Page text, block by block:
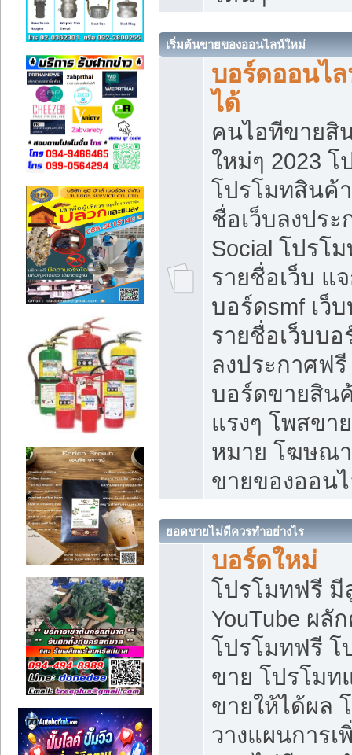
เริ่มต้นขายของออนไลน์ใหม่
บอร์ดออนไ
ได้
คนไอทีขายสิ
ใหม่ๆ 2023
โปรโมทสินค้
ชื่อเว็บลงปร
Social โปรโ
รายชื่อเว็บ แ
บอร์ดsmf เว็
รายชื่อเว็บบ
ลงประกาศฟรี
บอร์ดขายสิน
แรงๆ โพสขา
หมาย โฆษณ
ขายของออน
ยอดขายไม่ดีควรทำอย่างไร
บอร์ดใหม่
โปรโมทฟรี มี
YouTube ผลั
โปรโมทฟรี โ
ขาย โปรโมท
ขายให้ได้ผล
วางแผนการ